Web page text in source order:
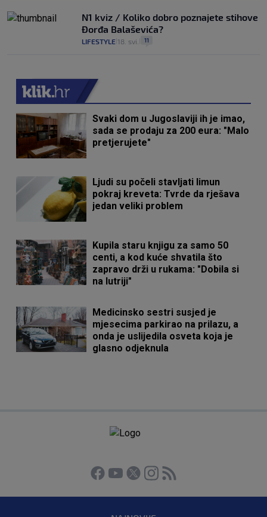
N1 kviz / Koliko dobro poznajete stihove
Đorđa Balaševića?
LIFESTYLE 18. svi. 11
Svaki dom u Jugoslaviji ih je imao,
sada se prodaju za 200 eura: "Malo
pretjerujete"
Ljudi su počeli stavljati limun
pokraj kreveta: Tvrde da rješava
jedan veliki problem
Kupila staru knjigu za samo 50
centi, a kod kuće shvatila što
zapravo drži u rukama: "Dobila si
na lutriji"
Medicinsko sestri susjed je
mjesecima parkirao na prilazu, a
onda je uslijedila osveta koja je
glasno odjeknula